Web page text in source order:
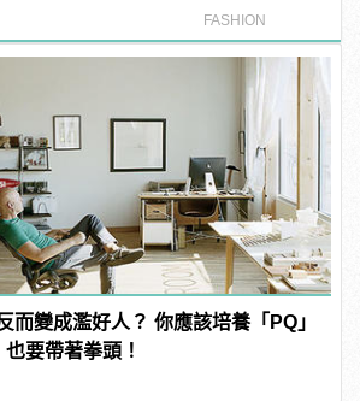
FASHION
而變成濫好人？ 你應該培養「PQ」
要帶著拳頭！